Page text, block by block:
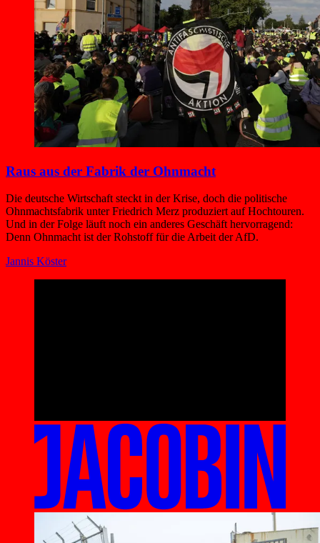
Raus aus der Fabrik der Ohnmacht
Die deutsche Wirtschaft steckt in der Krise, doch die politische
Ohnmachtsfabrik unter Friedrich Merz produziert auf Hochtouren.
Und in der Folge läuft noch ein anderes Geschäft hervorragend:
Denn Ohnmacht ist der Rohstoff für die Arbeit der AfD.
Jannis Köster